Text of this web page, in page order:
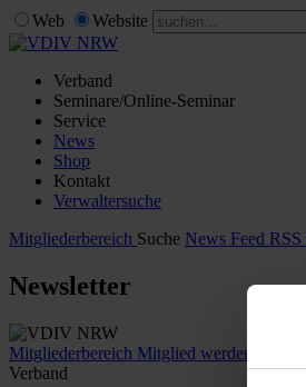
Web Website
Verband
Seminare/Online-Seminar
Service
News
Shop
Kontakt
Verwaltersuche
Mitgliederbereich Suche News Feed RSS
Newsletter
Mitgliederbereich Mitglied werden
Verband